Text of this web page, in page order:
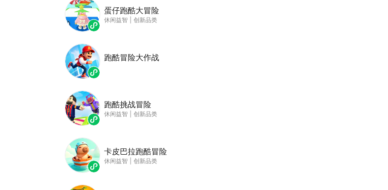
蛋仔跑酷大冒险
休闲益智 创新品类
跑酷冒险大作战
跑酷挑战冒险
休闲益智 创新品类
卡皮巴拉跑酷冒险
休闲益智 创新品类